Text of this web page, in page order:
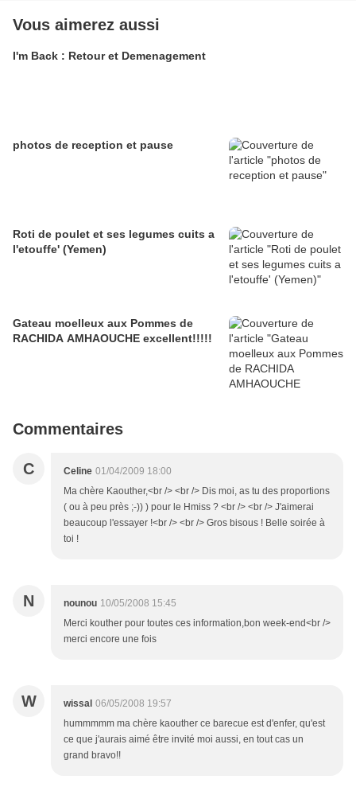
Vous aimerez aussi
I'm Back : Retour et Demenagement
photos de reception et pause
Roti de poulet et ses legumes cuits a
l'etouffe' (Yemen)
Gateau moelleux aux Pommes de
RACHIDA AMHAOUCHE excellent!!!!!
Commentaires
C Celine 01/04/2009 18:00
Ma chère Kaouther,<br /> <br /> Dis moi, as tu des proportions
( ou à peu près ;-)) ) pour le Hmiss ? <br /> <br /> J'aimerai
beaucoup l'essayer !<br /> <br /> Gros bisous ! Belle soirée à
toi !
N nounou 10/05/2008 15:45
Merci kouther pour toutes ces information,bon week-end<br />
merci encore une fois
W wissal 06/05/2008 19:57
hummmmm ma chère kaouther ce barecue est d'enfer, qu'est
ce que j'aurais aimé être invité moi aussi, en tout cas un
grand bravo!!